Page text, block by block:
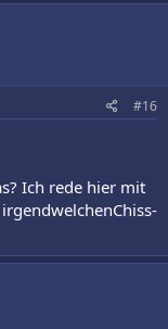
#16
Ich rede hier mit